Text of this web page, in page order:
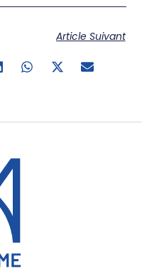
Article Suivant